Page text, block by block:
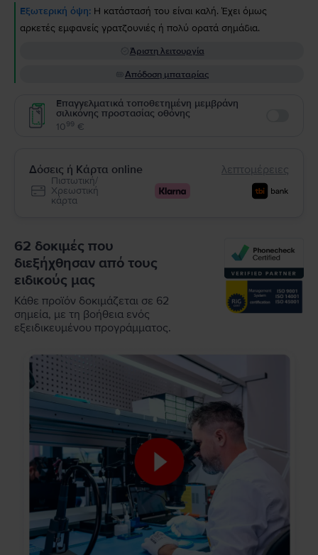
Εξωτερική όψη: Η κατάστασή του είναι καλή. Έχει όμως
αρκετές εμφανείς γρατζουνιές ή πολύ ορατά σημάδια.
Άριστη λειτουργία
Απόδοση μπαταρίας
Επαγγελματικά τοποθετημένη μεμβράνη
σιλικόνης προστασίας οθόνης
1099 €
Δόσεις ή Κάρτα online λεπτομέρειες
Πιστωτική/
Χρεωστική
κάρτα
62 δοκιμές που
διεξήχθησαν από τους
ειδικούς μας
Κάθε προϊόν δοκιμάζεται σε 62
σημεία, με τη βοήθεια ενός
εξειδικευμένου προγράμματος.